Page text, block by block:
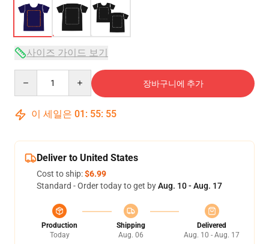
사이즈 가이드 보기
장바구니에 추가
이 세일은 01 : 55: 54
Deliver to United States
Cost to ship:$6.99
Standard - Order today to get byAug. 10 - Aug. 17
Production
Today
Shipping
Aug. 06
Delivered
Aug. 10 - Aug. 17